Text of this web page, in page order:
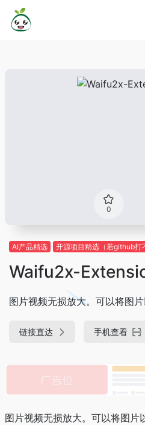
0
AI产品精选 开源项目精选（若github打
Waifu2x-
图片视频无损放大。可以将图片
链接直达 手机查看
图片视频无损放大。可以将图片